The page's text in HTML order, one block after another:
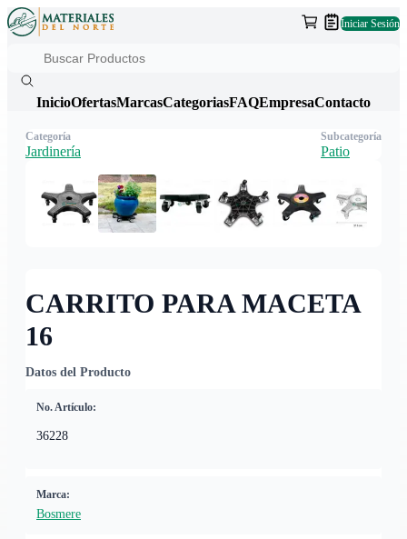
Iniciar Sesión
InicioOfertasMarcasCategoriasFAQEmpresaContacto
CARRITO PARA MACETA
16
Datos del Producto
No. Artículo:
36228
Marca:
Bosmere
Categoría
Jardinería
Subcategoría
Patio